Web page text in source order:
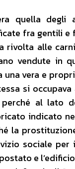
quella degli
fra gentili e
rivolta alle
vendute in
vera e
si
al lato
indicato
la
sociale
e